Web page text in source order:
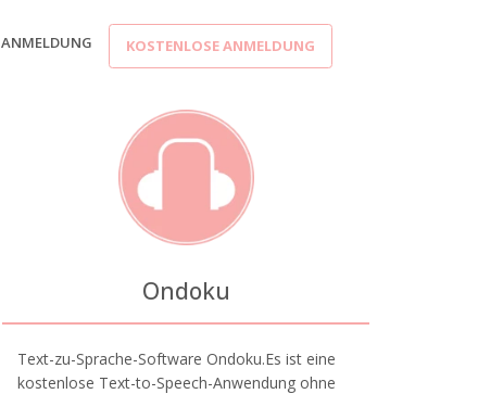
ANMELDUNG KOSTENLOSE ANMELDUNG
Ondoku
Text-zu-Sprache-Software Ondoku.Es ist eine
kostenlose Text-to-Speech-Anwendung ohne